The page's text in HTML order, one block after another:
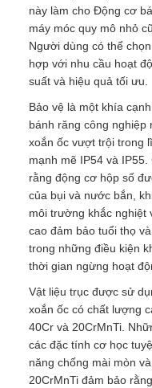
này làm cho Động cơ
máy móc quy mô nhỏ
Người dùng có thể
hợp với nhu cầu hoạt
suất và hiệu quả tối ưu.
Bảo vệ là một khía
bánh răng công
xoắn ốc vượt trội trong
mạnh mẽ IP54 và
rằng động cơ hộp số
của bụi và nước bắn,
môi trường khắc nghiệt
cao đảm bảo tuổi thọ
trong những điều kiện
thời gian ngừng hoạt
Vật liệu trục được sử
xoắn ốc có chất lượng
40Cr và 20CrMnTi.
các đặc tính cơ học
năng chống mài mòn
20CrMnTi đảm bảo